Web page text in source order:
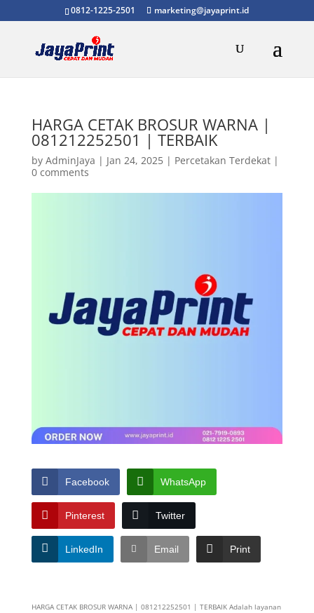
0812-1225-2501 marketing@jayaprint.id
HARGA CETAK BROSUR WARNA |
081212252501 | TERBAIK
by AdminJaya | Jan 24, 2025| Percetakan Terdekat|
0 comments
Facebook WhatsApp
Pinterest Twitter
LinkedIn Email Print
HARGA CETAK BROSUR WARNA | 081212252501 | TERBAIK Adalah layanan